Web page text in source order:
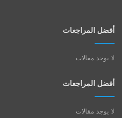
أفضل المراجعات
لا يوجد مقالات
أفضل المراجعات
لا يوجد مقالات